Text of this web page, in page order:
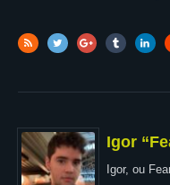
Igor
Igor, ou